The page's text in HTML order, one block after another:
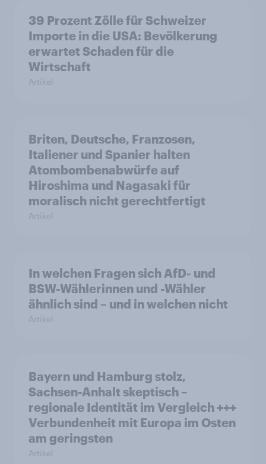
39 Prozent Zölle für Schweizer
Importe in die USA: Bevölkerung
erwartet Schaden für die
Wirtschaft
Artikel
Briten, Deutsche, Franzosen,
Italiener und Spanier halten
Atombombenabwürfe auf
Hiroshima und Nagasaki für
moralisch nicht gerechtfertigt
Artikel
In welchen Fragen sich AfD- und
BSW-Wählerinnen und -Wähler
ähnlich sind – und in welchen nicht
Artikel
Bayern und Hamburg stolz,
Sachsen-Anhalt skeptisch –
regionale Identität im Vergleich +++
Verbundenheit mit Europa im Osten
am geringsten
Artikel